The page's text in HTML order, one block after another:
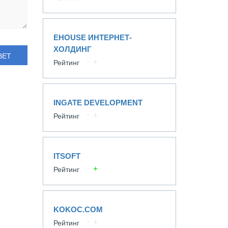
EHOUSE ИНТЕРНЕТ-
ХОЛДИНГ
Рейтинг
INGATE DEVELOPMENT
Рейтинг
ITSOFT
Рейтинг
KOKOC.COM
Рейтинг